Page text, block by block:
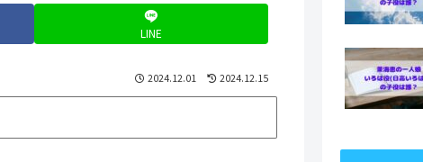
LINE
2024.12.01 2024.12.15